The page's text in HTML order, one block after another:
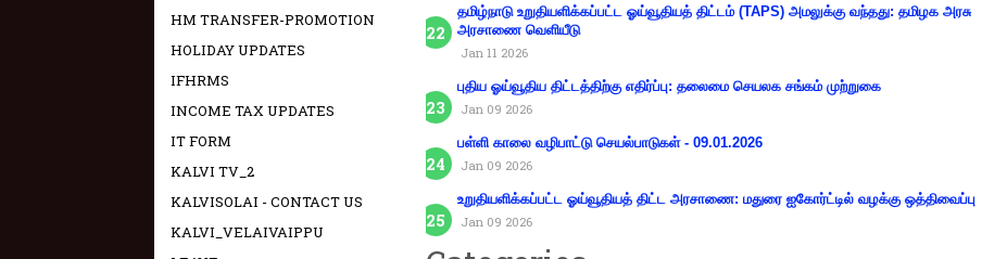
தமிழ்நாடு உறுதியளிக்கப்பட்ட ஓய்வூதியத் திட்டம் (TAPS) அமலுக்கு வந்தது: தமிழக அரசு
அரசாணை வெளியீடு
Jan 11 2026
புதிய ஓய்வூதிய திட்டத்திற்கு எதிர்ப்பு: தலைமை செயலக சங்கம் முற்றுகை
Jan 09 2026
பள்ளி காலை வழிபாட்டு செயல்பாடுகள் - 09.01.2026
Jan 09 2026
உறுதியளிக்கப்பட்ட ஓய்வூதியத் திட்ட அரசாணை: மதுரை ஐகோர்ட்டில் வழக்கு ஒத்திவைப்பு
Jan 09 2026
HM TRANSFER-PROMOTION
HOLIDAY UPDATES
IFHRMS
INCOME TAX UPDATES
IT FORM
KALVI TV_2
KALVISOLAI - CONTACT US
KALVI_VELAIVAIPPU